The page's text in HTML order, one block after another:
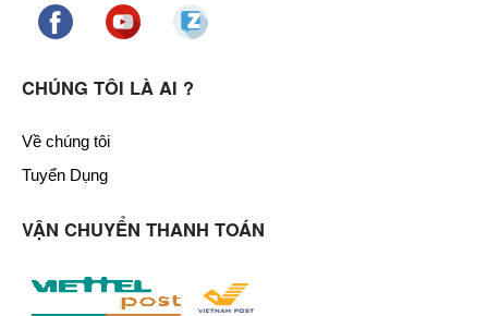
CHÚNG TÔI LÀ AI ?
Về chúng tôi
Tuyển Dụng
VẬN CHUYỂN THANH TOÁN